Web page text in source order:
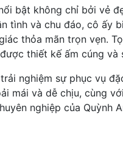
bật không chỉ bởi vẻ
tình và chu đáo, cô ấy
thỏa mãn trọn vẹn.
thiết kế ấm cúng và
nghiệm sự phục vụ
mái và dễ chịu, cùng
nghiệp của Quỳnh